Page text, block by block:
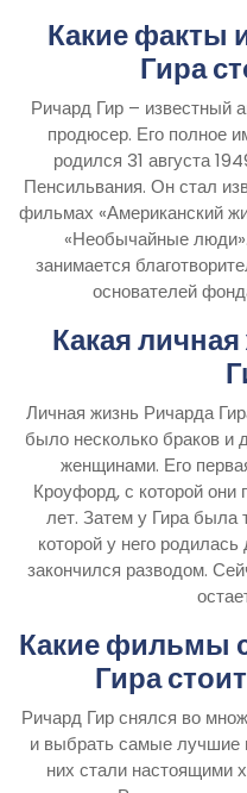
Какие факты
Гира
Ричард Гир – известный
продюсер. Его полное
родился 31 августа
Пенсильвания. Он стал
фильмах «Американский
«Необычайные
занимается
основателей
Какая
Личная жизнь Ричарда
было несколько браков и
женщинами. Его
Кроуфорд, с которой они
лет. Затем у Гира была
которой у него
закончился разводом.
Какие фильмы
Гира
Ричард Гир снялся во
и выбрать самые лучшие
них стали настоящими